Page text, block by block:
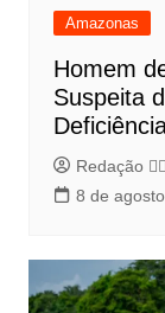
Amazonas
Homem
Suspeita
Redação
8 de